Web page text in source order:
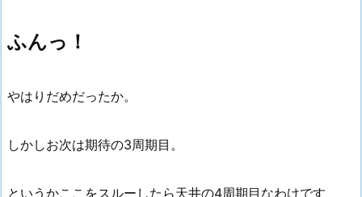
ふんっ！
やはりだめだったか。
しかしお次は期待の3周期目。
というかここをスルーしたら天井の4周期目なわけです